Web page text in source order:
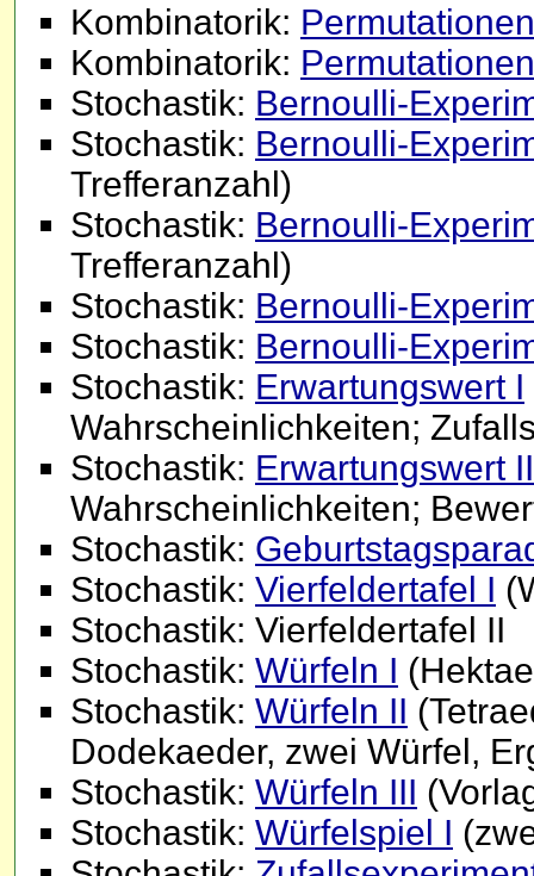
Kombinatorik:
Kombinatorik:
Stochastik: Bernoulli-
Stochastik: Bernoulli-
Trefferanzahl)
Stochastik: Bernoulli-
Trefferanzahl)
Stochastik: Bernoulli-
Stochastik: Bernoulli-
Stochastik: Erwartungswert I
Wahrscheinlichkeiten;
Stochastik: Erwartungswert II
Wahrscheinlichkeiten;
Stochastik:
Stochastik: Vierfeldertafel I
Stochastik: Vierfeldertafel II
Stochastik: Würfeln I
Stochastik: Würfeln II
Dodekaeder, zwei Würfel,
Stochastik: Würfeln III
Stochastik: Würfelspiel I